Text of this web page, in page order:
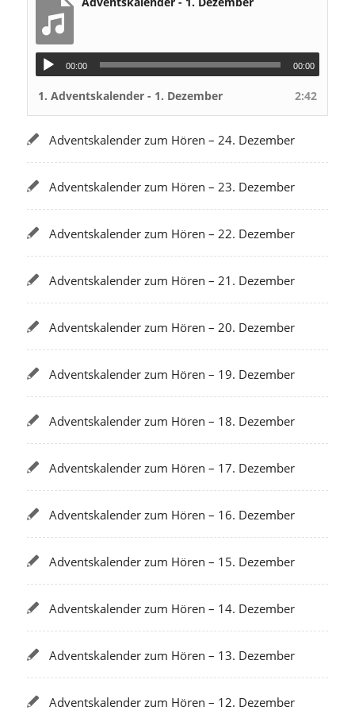
00:00 00:00
1. Adventskalender - 1. Dezember 2:42
Adventskalender zum Hören – 24. Dezember
Adventskalender zum Hören – 23. Dezember
Adventskalender zum Hören – 22. Dezember
Adventskalender zum Hören – 21. Dezember
Adventskalender zum Hören – 20. Dezember
Adventskalender zum Hören – 19. Dezember
Adventskalender zum Hören – 18. Dezember
Adventskalender zum Hören – 17. Dezember
Adventskalender zum Hören – 16. Dezember
Adventskalender zum Hören – 15. Dezember
Adventskalender zum Hören – 14. Dezember
Adventskalender zum Hören – 13. Dezember
Adventskalender zum Hören – 12. Dezember